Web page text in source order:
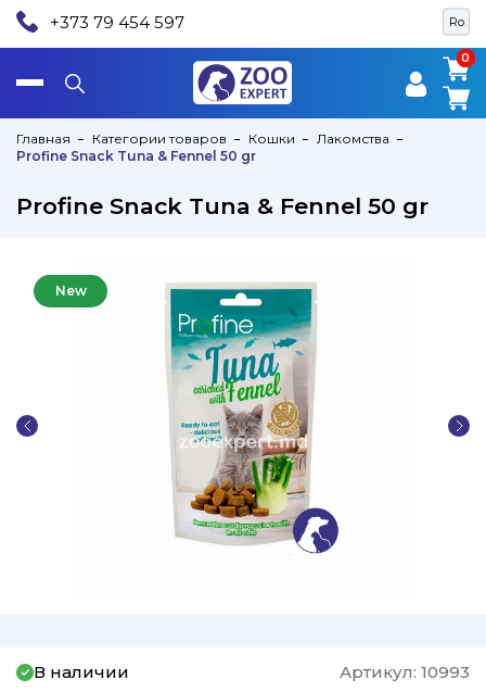
Ro
+373 79 454 597
0
0
Главная Категории товаров Кошки
Лакомства
Profine Snack Tuna & Fennel 50 gr
Profine Snack Tuna & Fennel 50 gr
New
В наличии Артикул: 10993